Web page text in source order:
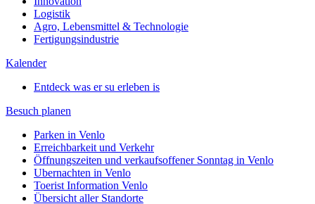
Logistik
Agro, Lebensmittel & Technologie
Fertigungsindustrie
Kalender
Entdeck was er su erleben is
Besuch planen
Parken in Venlo
Erreichbarkeit und Verkehr
Öffnungszeiten und verkaufsoffener Sonntag in Venlo
Ubernachten in Venlo
Toerist Information Venlo
Übersicht aller Standorte